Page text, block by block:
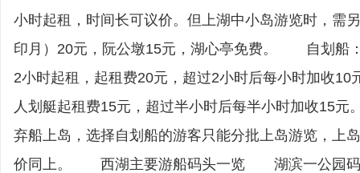
小时起租，时间长可议价。但上湖中小岛游览时，需
印月）20元，阮公墩15元，湖心亭免费。 自划船
2小时起租，起租费20元，超过2小时后每小时加收10
人划艇起租费15元，超过半小时后每半小时加收15元
弃船上岛，选择自划船的游客只能分批上岛游览，上
价同上。 西湖主要游船码头一览 湖滨一公园码